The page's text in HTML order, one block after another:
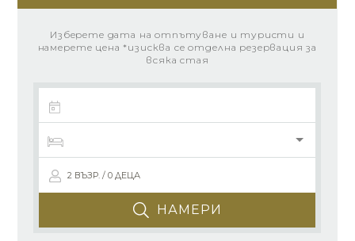
Изберете дата на отпътуване и туристи и
намерете цена *изисква се отделна резервация за
всяка стая
2 ВЪЗР. / 0 ДЕЦА
НАМЕРИ